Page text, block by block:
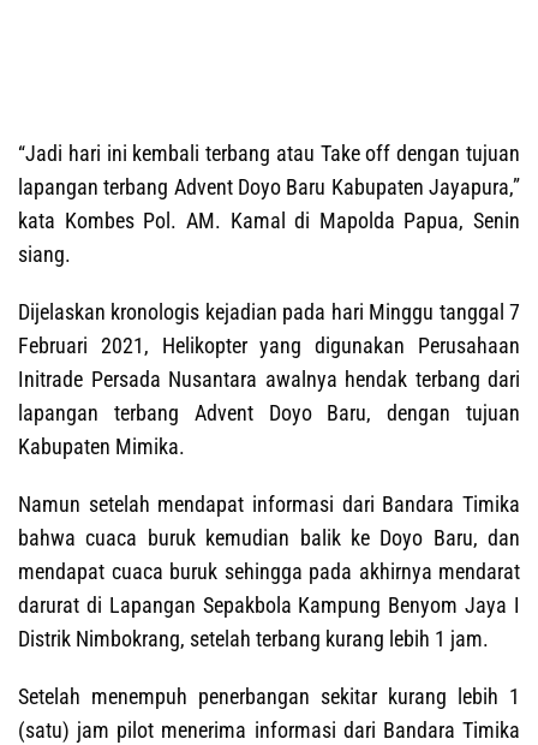
“Jadi hari ini kembali terbang atau Take off dengan tujuan
lapangan terbang Advent Doyo Baru Kabupaten Jayapura,”
kata Kombes Pol. AM. Kamal di Mapolda Papua, Senin
siang.
Dijelaskan kronologis kejadian pada hari Minggu tanggal 7
Februari 2021, Helikopter yang digunakan Perusahaan
Initrade Persada Nusantara awalnya hendak terbang dari
lapangan terbang Advent Doyo Baru, dengan tujuan
Kabupaten Mimika.
Namun setelah mendapat informasi dari Bandara Timika
bahwa cuaca buruk kemudian balik ke Doyo Baru, dan
mendapat cuaca buruk sehingga pada akhirnya mendarat
darurat di Lapangan Sepakbola Kampung Benyom Jaya I
Distrik Nimbokrang, setelah terbang kurang lebih 1 jam.
Setelah menempuh penerbangan sekitar kurang lebih 1
(satu) jam pilot menerima informasi dari Bandara Timika